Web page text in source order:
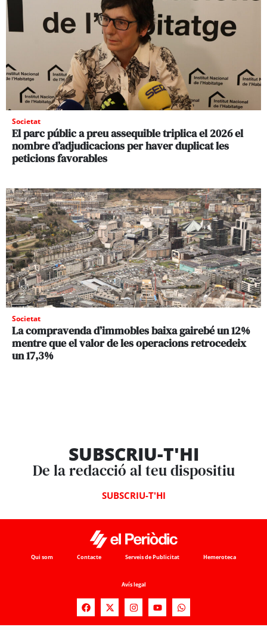
Societat
El parc públic a preu assequible triplica el 2026 el
nombre d’adjudicacions per haver duplicat les
peticions favorables
Societat
La compravenda d’immobles baixa gairebé un 12%
mentre que el valor de les operacions retrocedeix
un 17,3%
SUBSCRIU-T'HI
De la redacció al teu dispositiu
SUBSCRIU-T'HI
Qui som Contacte Serveis de Publicitat Hemeroteca
Avís legal